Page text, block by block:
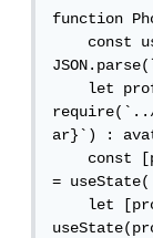
function
    const user =
    let profilePhoto = profile?.avatar ?
ar}`) :
    const [profileAvatar, setProfileAvatar]
=
    let [profileImage, setProfileImage] =